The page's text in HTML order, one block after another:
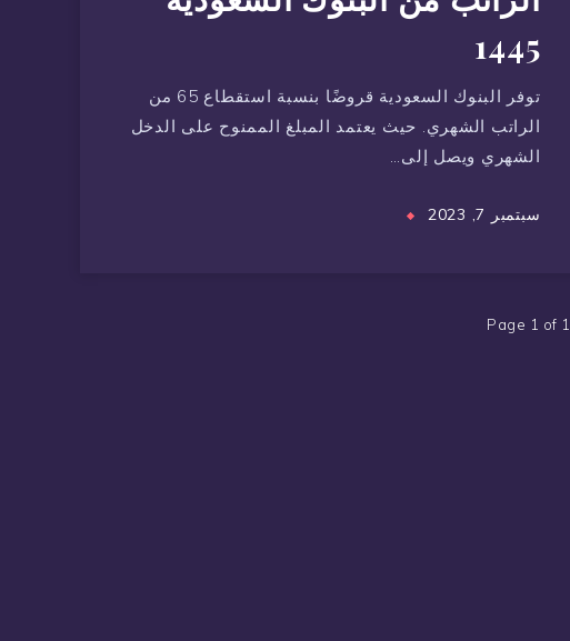
1445
توفر البنوك السعودية قروضًا بنسبة استقطاع 65 من
الراتب الشهري. حيث يعتمد المبلغ الممنوح على الدخل
الشهري ويصل إلى…
سبتمبر 7, 2023
Page 1 of 1